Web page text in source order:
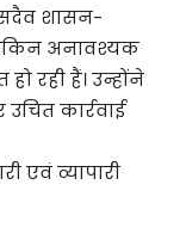
सदैव शासन-
अनावश्यक
हो रही हैं। उन्होंने
कार्रवाई
एवं व्यापारी